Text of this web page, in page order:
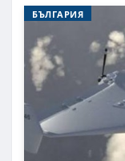
БЪЛГАРИЯ